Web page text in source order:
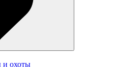
и охоты